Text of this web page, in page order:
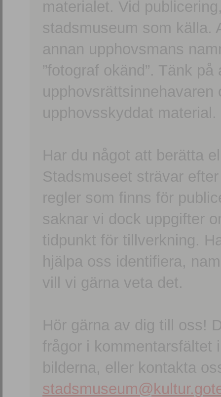
materialet. Vid
stadsmuseum som källa.
annan upphovsmans
”fotograf okänd”. Tänk
upphovsskyddat material.
Har du något att berätta
Stadsmuseet strävar
regler som finns för
saknar vi dock uppgifter
tidpunkt för tillverkning.
hjälpa oss identifiera,
vill vi gärna veta det.
Hör gärna av dig till oss!
frågor i kommentarsfältet
bilderna, eller kontakta